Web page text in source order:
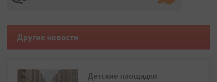
Другие новости
Детские площадки